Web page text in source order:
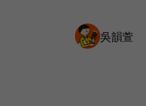
吳韻萱